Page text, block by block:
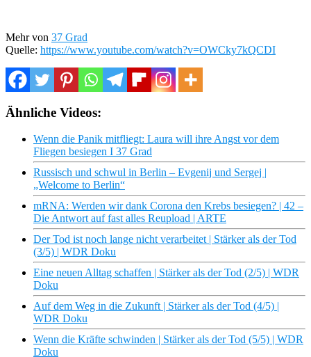
Mehr von 37 Grad
Quelle: https://www.youtube.com/watch?v=OWCky7kQCDI
Ähnliche Videos:
Wenn die Panik mitfliegt: Laura will ihre Angst vor dem
Fliegen besiegen I 37 Grad
Russisch und schwul in Berlin – Evgenij und Sergej |
„Welcome to Berlin“
mRNA: Werden wir dank Corona den Krebs besiegen? | 42 –
Die Antwort auf fast alles Reupload | ARTE
Der Tod ist noch lange nicht verarbeitet | Stärker als der Tod
(3/5) | WDR Doku
Eine neuen Alltag schaffen | Stärker als der Tod (2/5) | WDR
Doku
Auf dem Weg in die Zukunft | Stärker als der Tod (4/5) |
WDR Doku
Wenn die Kräfte schwinden | Stärker als der Tod (5/5) | WDR
Doku